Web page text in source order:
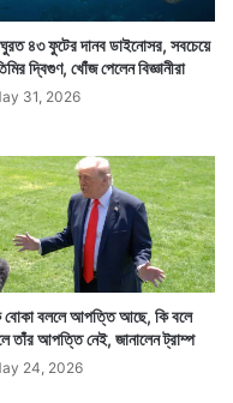
এই পাতাল প্রবেশের
চলতে থাকলে একটা সময়
এমন আশঙ্কা থেকেই
লেখা
৪৩ ফুটের দানব ডাইনোসর, সবচেয়ে
দ্বিগুণ, খোঁজ পেলেন বিজ্ঞানীরা
31, 2026
বোকা বললে আপত্তি আছে, কি বলে
তাঁর আপত্তি নেই, জানালেন ট্রাম্প
24, 2026